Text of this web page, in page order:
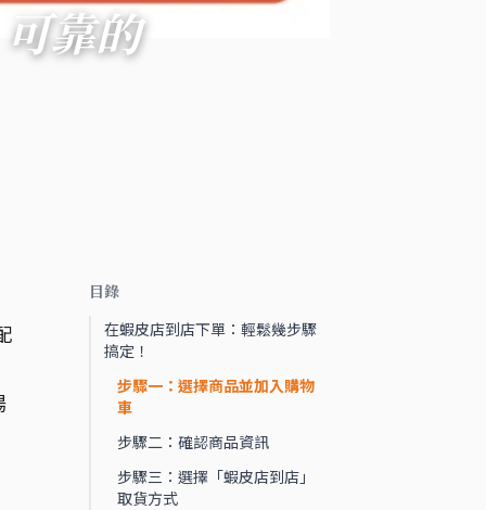
靠的
目錄
在蝦皮店到店下單：輕鬆幾步驟
搞定！
步驟一：選擇商品並加入購物
車
步驟二：確認商品資訊
步驟三：選擇「蝦皮店到店」
取貨方式